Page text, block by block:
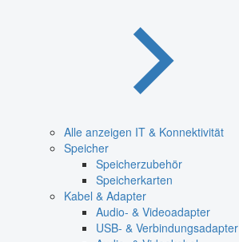
Alle anzeigen IT & Konnektivität
Speicher
Speicherzubehör
Speicherkarten
Kabel & Adapter
Audio- & Videoadapter
USB- & Verbindungsadapter